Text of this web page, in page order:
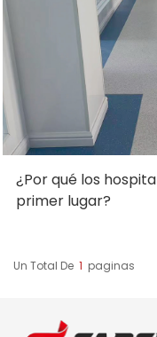
¿Por qué los
primer lugar?
Un Total De 1 Paginas